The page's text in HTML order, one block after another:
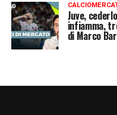
«Juventus significa
ci rappresenta,
ogni giorno vive
nostra è la storia
Juve,
infiamma,
di Marco